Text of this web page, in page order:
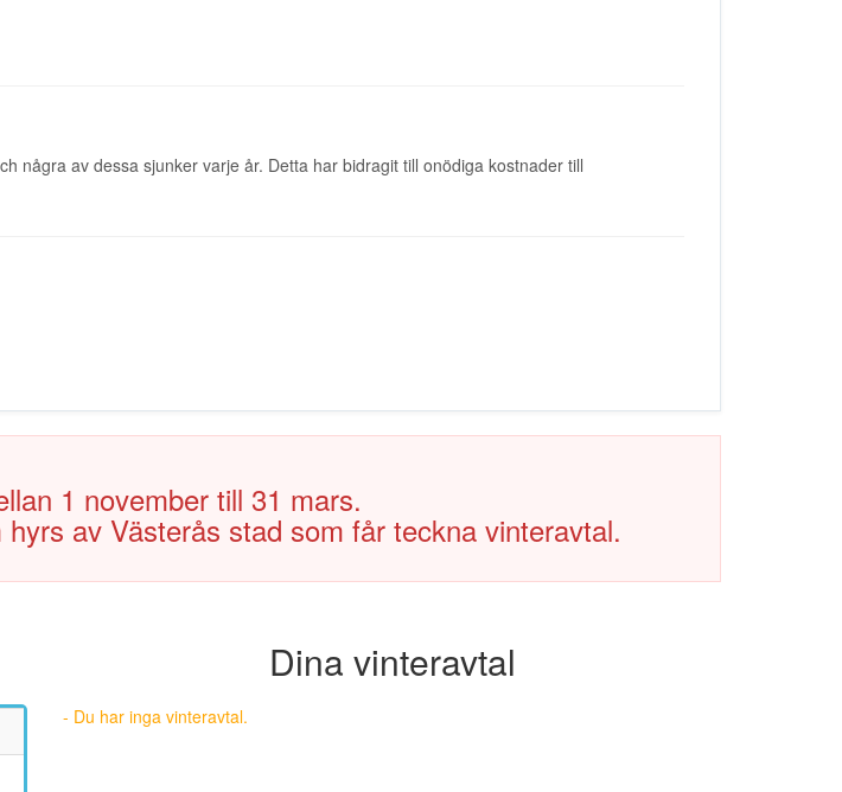
några av dessa sjunker varje år. Detta har bidragit till onödiga kostnader till
1 november till 31 mars.
av Västerås stad som får teckna vinteravtal.
Dina vinteravtal
- Du har inga vinteravtal.